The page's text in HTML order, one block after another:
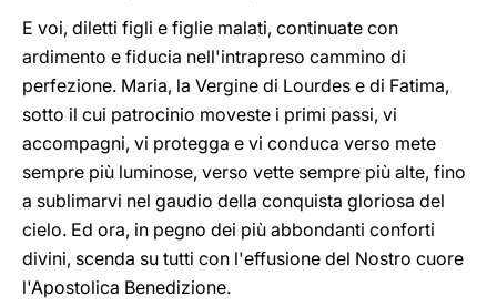
E voi, diletti figli e figlie malati, continuate con
ardimento e fiducia nell'intrapreso cammino di
perfezione. Maria, la Vergine di Lourdes e di Fatima,
sotto il cui patrocinio moveste i primi passi, vi
accompagni, vi protegga e vi conduca verso mete
sempre più luminose, verso vette sempre più alte, fino
a sublimarvi nel gaudio della conquista gloriosa del
cielo. Ed ora, in pegno dei più abbondanti conforti
divini, scenda su tutti con l'effusione del Nostro cuore
l'Apostolica Benedizione.